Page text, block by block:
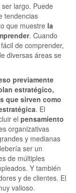
largo. Puede
tendencias
que muestre la
. Cuando
de comprender,
diversas áreas se
previamente
estratégico,
que sirven como
. El
el pensamiento
organizativas
y medianas
ser un
de múltiples
Y también
y de clientes. El
valioso.